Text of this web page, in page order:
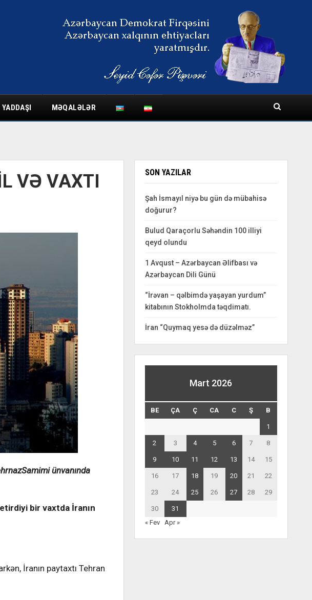
YADDAŞI MƏQALƏLƏR
VƏ VAXTI
ünvanında
bir vaxtda İranın
İranın paytaxtı Tehran
SON YAZILAR
Şah İsmayıl niyə bu gün də mübahisə
doğurur?
Bulud Qaraçorlu Səhəndin 100 illiyi
qeyd olundu
1 Avqust – Azərbaycan Əlifbası və
Azərbaycan Dili Günü
“İrəvan – qəlbimdə yaşayan yurdum”
kitabının Stokholmda təqdimatı.
İran “Quymaq yesə də düzəlməz”
Mart 2026
BE ÇA Ç CA C Ş B
1
2 3 4 5 6 7 8
9 10 11 12 13 14 15
16 17 18 19 20 21 22
23 24 25 26 27 28 29
30
31
« Fev
Apr »